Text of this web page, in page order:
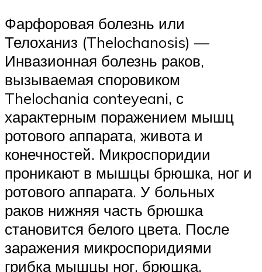
Фарфоровая болезнь или
Телоханиз (Thelochanosis) —
Инвазионная болезнь раков,
вызываемая споровиком
Thelochania conteyeani, с
характерным поражением мышц
ротового аппарата, живота и
конечностей. Микроспоридии
проникают в мышцы брюшка, ног и
ротового аппарата. У больных
раков нижняя часть брюшка
становится белого цвета. После
заражения микроспоридиями
грибка мышцы ног, брюшка,